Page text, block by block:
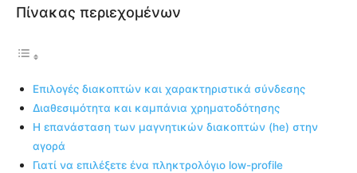
Πίνακας περιεχομένων
Επιλογές διακοπτών και χαρακτηριστικά σύνδεσης
Διαθεσιμότητα και καμπάνια χρηματοδότησης
Η επανάσταση των μαγνητικών διακοπτών (he) στην
αγορά
Γιατί να επιλέξετε ένα πληκτρολόγιο low-profile